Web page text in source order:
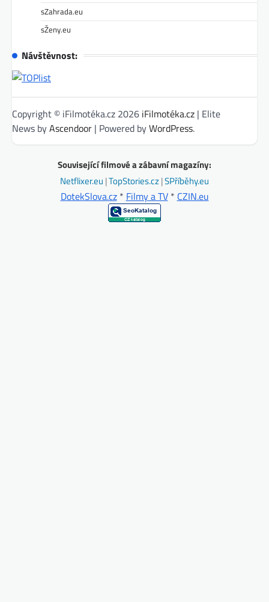
sZahrada.eu
sŽeny.eu
Návštěvnost:
Copyright © iFilmotéka.cz 2026 iFilmotéka.cz | Elite
News byAscendoor | Powered byWordPress.
Související filmové a zábavní magazíny:
Netflixer.eu |TopStories.cz|SPříběhy.eu
DotekSlova.cz* Filmy a TV* CZIN.eu